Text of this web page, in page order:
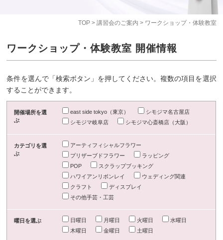
TOP> 講習会のご案内 > ワークショップ・体験教室
ワークショップ・体験教室 開催情報
条件を選んで「検索ボタン」を押してください。複数の項目を選択
することができます。
開催場所を選
ぶ
east side tokyo（東京）
シモジマ名古屋店
シモジマ岐阜店
シモジマ心斎橋店（大阪）
カテゴリを選
ぶ
アーティフィシャルフラワー
プリザーブドフラワー
ラッピング
POP
スクラップブッキング
ハワイアンリボンレイ
ウェディング関連
クラフト
ディスプレイ
その他手芸・工芸
曜日を選ぶ 日曜日 月曜日 火曜日
水曜日
木曜日
金曜日 土曜日